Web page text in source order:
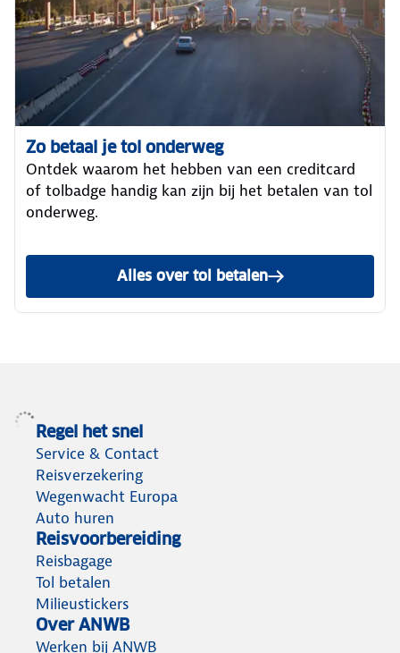
Zo betaal je tol onderweg
Ontdek waarom het hebben van een creditcard
of tolbadge handig kan zijn bij het betalen van tol
onderweg.
Alles over tol betalen
Regel het snel
Service & Contact
Reisverzekering
Wegenwacht Europa
Auto huren
Reisvoorbereiding
Reisbagage
Tol betalen
Milieustickers
Over ANWB
Werken bij ANWB